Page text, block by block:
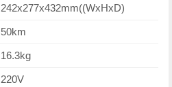
242x277x432mm((WxHxD)
50km
16.3kg
220V